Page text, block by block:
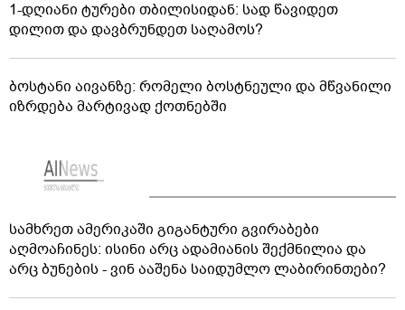
1-დღიანი ტურები თბილისიდან: სად წავიდეთ
დილით და დავბრუნდეთ საღამოს?
ბოსტანი აივანზე: რომელი ბოსტნეული და მწვანილი
იზრდება მარტივად ქოთნებში
სამხრეთ ამერიკაში გიგანტური გვირაბები
აღმოაჩინეს: ისინი არც ადამიანის შექმნილია და
არც ბუნების - ვინ ააშენა საიდუმლო ლაბირინთები?